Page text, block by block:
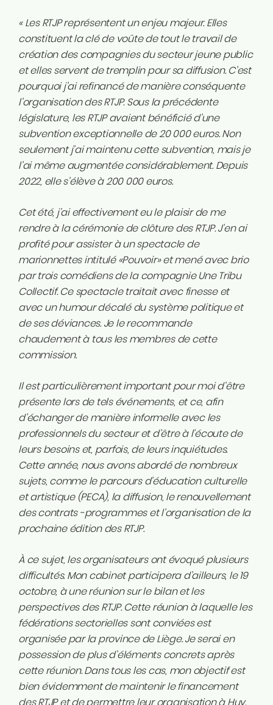
« Les RTJP représentent un enjeu majeur. Elles
constituent la clé de voûte de tout le travail de
création des compagnies du secteur jeune public
et elles servent de tremplin pour sa diffusion. C’est
pourquoi j’ai refinancé de manière conséquente
l’organisation des RTJP. Sous la précédente
législature, les RTJP avaient bénéficié d’une
subvention exceptionnelle de 20 000 euros. Non
seulement j’ai maintenu cette subvention, mais je
l’ai même augmentée considérablement. Depuis
2022, elle s’élève à 200 000 euros.
Cet été, j’ai effectivement eu le plaisir de me
rendre à la cérémonie de clôture des RTJP. J’en ai
profité pour assister à un spectacle de
marionnettes intitulé «Pouvoir» et mené avec brio
par trois comédiens de la compagnie Une Tribu
Collectif. Ce spectacle traitait avec finesse et
avec un humour décalé du système politique et
de ses déviances. Je le recommande
chaudement à tous les membres de cette
commission.
Il est particulièrement important pour moi d’être
présente lors de tels événements, et ce, afin
d’échanger de manière informelle avec les
professionnels du secteur et d’être à l’écoute de
leurs besoins et, parfois, de leurs inquiétudes.
Cette année, nous avons abordé de nombreux
sujets, comme le parcours d’éducation culturelle
et artistique (PECA), la diffusion, le renouvellement
des contrats -programmes et l’organisation de la
prochaine édition des RTJP.
À ce sujet, les organisateurs ont évoqué plusieurs
difficultés. Mon cabinet participera d’ailleurs, le 19
octobre, à une réunion sur le bilan et les
perspectives des RTJP. Cette réunion à laquelle les
fédérations sectorielles sont conviées est
organisée par la province de Liège. Je serai en
possession de plus d’éléments concrets après
cette réunion. Dans tous les cas, mon objectif est
bien évidemment de maintenir le financement
des RTJP et de permettre leur organisation à Huy.